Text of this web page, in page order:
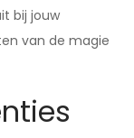
bij jouw
van de magie